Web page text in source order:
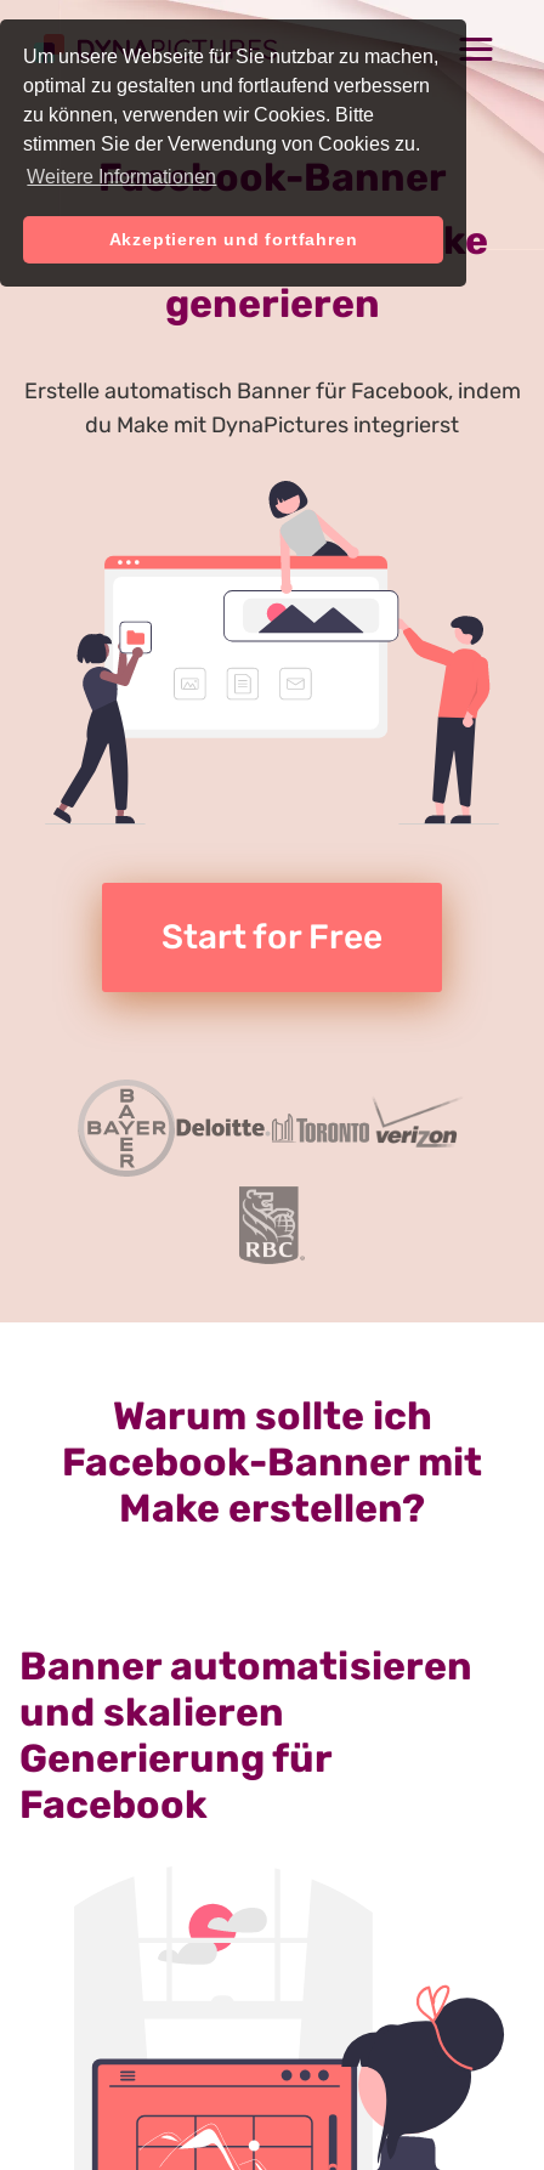
Um unsere Webseite für Sie nutzbar zu machen,
optimal zu gestalten und fortlaufend verbessern
zu können, verwenden wir Cookies. Bitte
stimmen Sie der Verwendung von Cookies zu.
Weitere Informationen
Akzeptieren und fortfahren
Facebook-Banner
automatisch mit Make
generieren
Erstelle automatisch Banner für Facebook, indem
du Make mit DynaPictures integrierst
Start for Free
Warum sollte ich
Facebook-Banner mit
Make erstellen?
Banner automatisieren
und skalieren
Generierung für
Facebook